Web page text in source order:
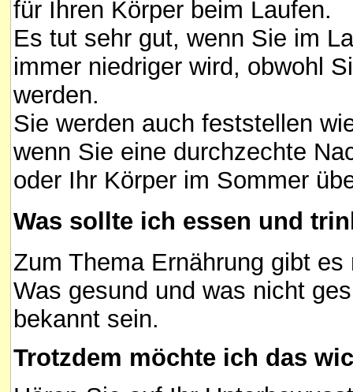
für Ihren Körper beim Laufen.
Es tut sehr gut, wenn Sie im
immer niedriger wird, obwohl
werden.
Sie werden auch feststellen
wenn Sie eine durchzechte
oder Ihr Körper im Sommer
Was sollte ich essen und
Zum Thema Ernährung gibt
Was gesund und was nicht
bekannt sein.
Trotzdem möchte ich das